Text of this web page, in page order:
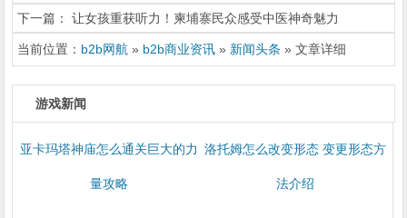
下一篇：让女孩重获听力！柬埔寨民众感受中医神奇魅力
当前位置： b2b网航 » b2b商业资讯 » 新闻头条 » 文章详细
游戏新闻
亚卡玛塔神庙怎么通关巨大的力
量攻略
洛托姆怎么改变形态 变更形态方
法介绍